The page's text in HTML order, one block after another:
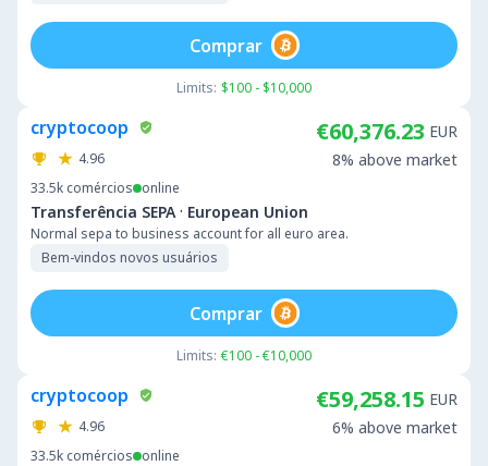
Limits: $100 - $10,000
Comprar
cryptocoop
4.96
33.5k comércios online
Transferência SEPA · European Union
Normal sepa to business account for all euro area.
Bem-vindos novos usuários
€60,376.23 EUR
8% above market
Limits: €100 - €10,000
Comprar
cryptocoop
4.96
33.5k comércios online
€59,258.15 EUR
6% above market